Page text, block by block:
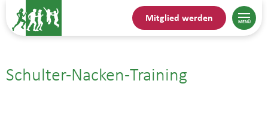
Mitglied werden
Schulter-Nacken-Training